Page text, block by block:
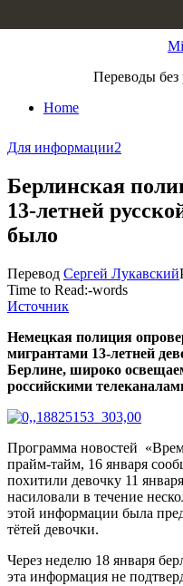
Переводы без
Home
Для информации2
Берлинская
13-летней
было
Перевод Сергей Лукавский
Time to Read:-words
Источник
Немецкая полиция
мигрантами 13-летней
Берлине, широко
российскими
Программа новостей
прайм-тайм, 16 января
похитили девочку 11
насиловали в течение
этой информации была
тётей девочки.
Через неделю 18 января
эта информация не